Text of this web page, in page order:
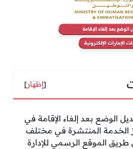
[إظهار]
الوضع بعد إلغاء الإقامة في
الخدمة المنتشرة في مختلف
طريق الموقع الرسمي للإدارة